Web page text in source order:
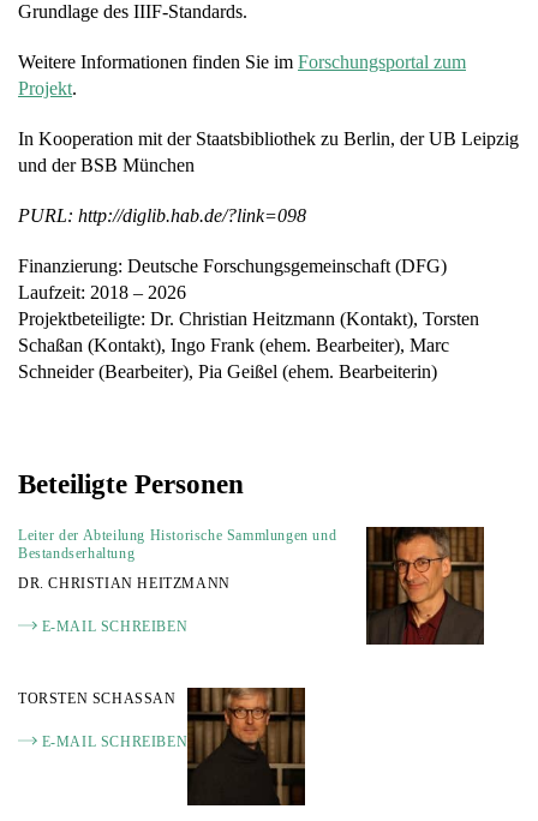
Grundlage des IIIF-Standards.
Weitere Informationen finden Sie im Forschungsportal zum
Projekt.
In Kooperation mit der Staatsbibliothek zu Berlin, der UB Leipzig
und der BSB München
PURL: http://diglib.hab.de/?link=098
Finanzierung: Deutsche Forschungsgemeinschaft (DFG)
Laufzeit: 2018 – 2026
Projektbeteiligte: Dr. Christian Heitzmann (Kontakt), Torsten
Schaßan (Kontakt), Ingo Frank (ehem. Bearbeiter), Marc
Schneider (Bearbeiter), Pia Geißel (ehem. Bearbeiterin)
Beteiligte Personen
Leiter der Abteilung Historische Sammlungen und
Bestandserhaltung
DR. CHRISTIAN HEITZMANN
E-MAIL SCHREIBEN
TORSTEN SCHASS AN
E-MAIL SCHREIBEN